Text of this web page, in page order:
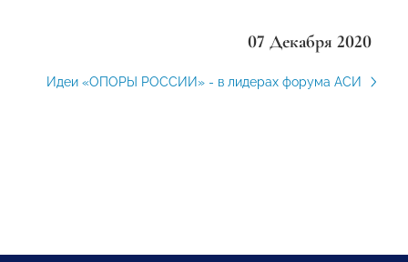
07 Декабря 2020
Идеи «ОПОРЫ РОССИИ» - в лидерах форума АСИ